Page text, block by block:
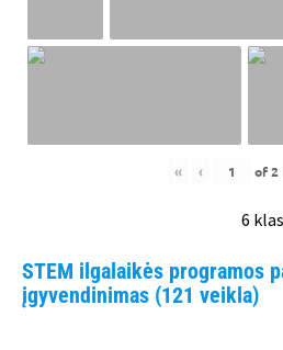
« ‹ of2
6
STEM ilgalaikės programos
įgyvendinimas (121 veikla)